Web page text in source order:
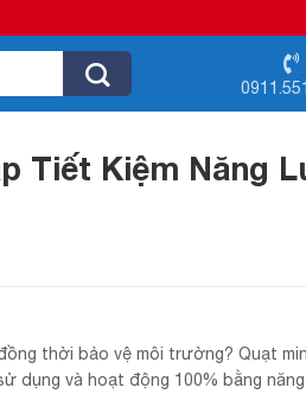
Tiết Kiệm Năng
thời bảo vệ môi trường? Quạt
dụng và hoạt động 100% bằng